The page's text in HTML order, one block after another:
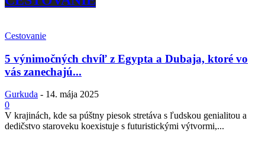
Cestovanie
5 výnimočných chvíľ z Egypta a Dubaja, ktoré vo
vás zanechajú...
Gurkuda - 14. mája 2025
0
V krajinách, kde sa púštny piesok stretáva s ľudskou genialitou a
dedičstvo staroveku koexistuje s futuristickými výtvormi,...